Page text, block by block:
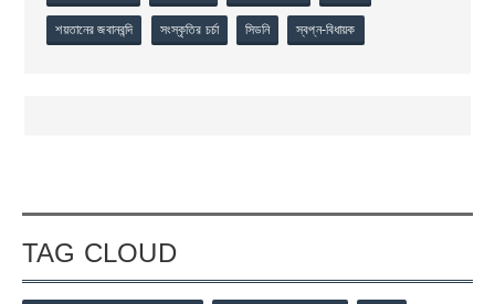
শয়তানের জবানবন্দি সংস্কৃতির চর্চা সিডনি স্বপ্ন-বিধায়ক
TAG CLOUD